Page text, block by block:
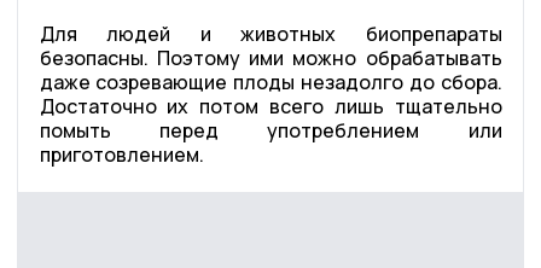
Для людей и животных биопрепараты
безопасны. Поэтому ими можно обрабатывать
даже созревающие плоды незадолго до сбора.
Достаточно их потом всего лишь тщательно
помыть перед употреблением или
приготовлением.